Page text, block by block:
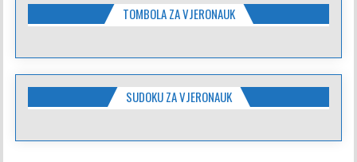
TOMBOLA ZA VJERONAUK
SUDOKU ZA VJERONAUK